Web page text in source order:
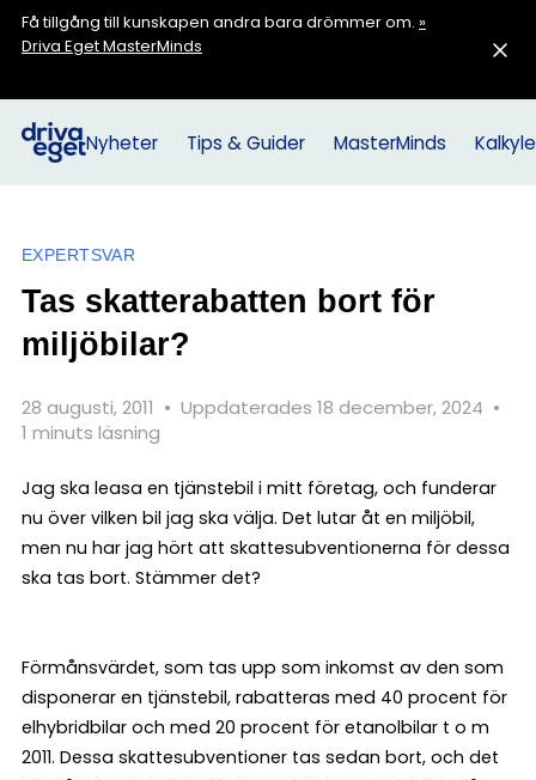
Få tillgång till kunskapen andra bara drömmer om. »
Driva Eget MasterMinds
Nyheter Tips & Guider MasterMinds
EXPERTSVAR
Tas skatterabatten bort för
miljöbilar?
28 augusti, 2011 • Uppdaterades 18 december, 2024 •
1 minuts läsning
Jag ska leasa en tjänstebil i mitt företag, och funderar
nu över vilken bil jag ska välja. Det lutar åt en miljöbil,
men nu har jag hört att skattesubventionerna för dessa
ska tas bort. Stämmer det?
Förmånsvärdet, som tas upp som inkomst av den som
disponerar en tjänstebil, rabatteras med 40 procent för
elhybridbilar och med 20 procent för etanolbilar t o m
2011. Dessa skattesubventioner tas sedan bort, och det